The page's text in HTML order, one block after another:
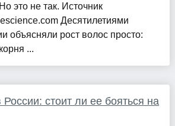
это не так. Источник
Десятилетиями
объясняли рост волос просто:
...
стоит ли ее бояться на